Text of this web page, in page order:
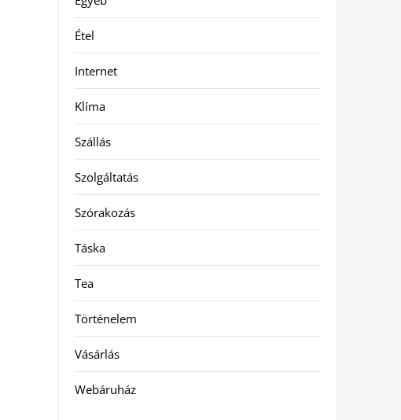
Étel
Internet
Klíma
Szállás
Szolgáltatás
Szórakozás
Táska
Tea
Történelem
Vásárlás
Webáruház